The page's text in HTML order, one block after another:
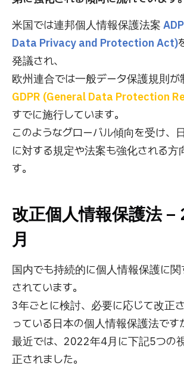
米国では連邦個人情報保護法案
Data Privacy and Protection Act)
発議され、
欧州連合では一般データ保護規則が
GDPR (General Data Protection
すでに施行しています。
このようなグローバル傾向を受け、
に対する規定や法案も強化される方
す。
改正個人情報保護法 –
月
国内でも持続的に個人情報保護に
されています。
3年ごとに検討、必要に応じて改正
っている日本の個人情報保護法です
最近では、2022年4月に下記5つの
正されました。